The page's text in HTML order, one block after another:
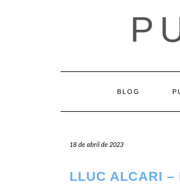
BLOG
18 de abril de 2023
LLUC ALCARI –